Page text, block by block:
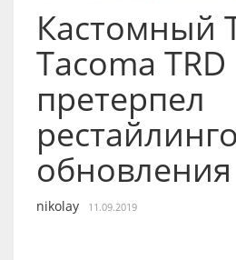
Кастомный
Tacoma TRD
претерпел
обновления
nikolay 11.09.2019